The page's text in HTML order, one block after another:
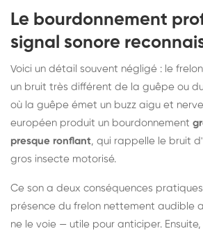
Le bourdonnement
signal sonore
Voici un détail souvent négligé : le
un bruit très différent de la guêpe ou
où la guêpe émet un buzz aigu et
européen produit un bourdonnement
presque ronflant, qui rappelle le bruit
gros insecte motorisé.
Ce son a deux conséquences
présence du frelon nettement audible
ne le voie — utile pour anticiper.